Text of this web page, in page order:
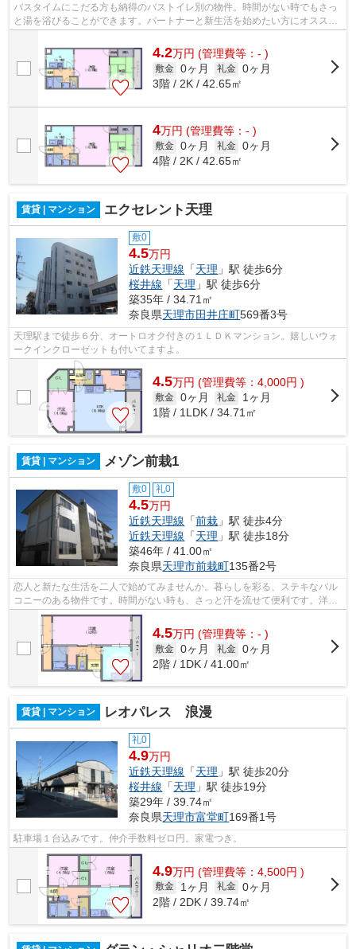
バスタイムにこだる方も納得のバストイレ別の物件。時間がない時でもさっ
と湯を浴びることができます。パートナーと新生活を始めたい方にオスス
4.2万円 (管理費等：- )
敷金 0ヶ月 礼金 0ヶ月
3階 / 2K / 42.65㎡
4万円 (管理費等：- )
敷金 0ヶ月 礼金 0ヶ月
4階 / 2K / 42.65㎡
賃貸 | マンション エクセレント天理
敷0
4.5万円
近鉄天理線 「天理 」駅 徒歩6分
桜井線 「天理 」駅 徒歩6分
築35年 / 34.71㎡
奈良県天理市田井庄町569番3号
天理駅まで徒歩６分、オートロオク付きの１ＬＤＫマンション。嬉しいウォ
ークインクローゼットも付いてますよ。
4.5万円 (管理費等：4,000円 )
敷金 0ヶ月 礼金
1ヶ月
1階 / 1LDK / 34.71㎡
賃貸 | マンション メゾン前栽1
敷0 礼0
4.5万円
近鉄天理線 「前栽 」駅 徒歩4分
近鉄天理線 「天理 」駅 徒歩18分
築46年 / 41.00㎡
奈良県天理市前栽町135番2号
恋人と新たな生活を二人で始めてみませんか。暮らしを彩る、ステキなバル
コニーのある物件です。時間がない時も、さっと汗を流せて便利です。洋服
や小物をスッキリと。お片付けが楽し...
4.5万円 (管理費等：- )
敷金 0ヶ月 礼金 0ヶ月
2階 / 1DK / 41.00㎡
賃貸 | マンション レオパレス 浪漫
礼0
4.9万円
近鉄天理線 「天理 」駅 徒歩20分
桜井線 「天理 」駅 徒歩19分
築29年 / 39.74㎡
奈良県天理市富堂町169番1号
駐車場１台込みです。仲介手数料ゼロ円。家電つき。
4.9万円 (管理費等：4,500円 )
敷金 1ヶ月 礼金 0ヶ月
2階 / 2DK / 39.74㎡